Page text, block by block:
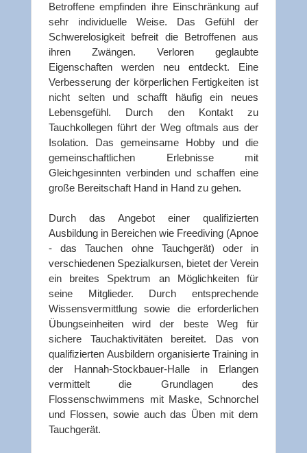
Betroffene empfinden ihre Einschränkung auf
sehr individuelle Weise. Das Gefühl der
Schwerelosigkeit befreit die Betroffenen aus
ihren Zwängen. Verloren geglaubte
Eigenschaften werden neu entdeckt. Eine
Verbesserung der körperlichen Fertigkeiten ist
nicht selten und schafft häufig ein neues
Lebensgefühl. Durch den Kontakt zu
Tauchkollegen führt der Weg oftmals aus der
Isolation. Das gemeinsame Hobby und die
gemeinschaftlichen Erlebnisse mit
Gleichgesinnten verbinden und schaffen eine
große Bereitschaft Hand in Hand zu gehen.
Durch das Angebot einer qualifizierten
Ausbildung in Bereichen wie Freediving (Apnoe
- das Tauchen ohne Tauchgerät) oder in
verschiedenen Spezialkursen, bietet der Verein
ein breites Spektrum an Möglichkeiten für
seine Mitglieder. Durch entsprechende
Wissensvermittlung sowie die erforderlichen
Übungseinheiten wird der beste Weg für
sichere Tauchaktivitäten bereitet. Das von
qualifizierten Ausbildern organisierte Training in
der Hannah-Stockbauer-Halle in Erlangen
vermittelt die Grundlagen des
Flossenschwimmens mit Maske, Schnorchel
und Flossen, sowie auch das Üben mit dem
Tauchgerät.